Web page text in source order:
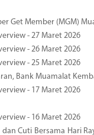
Get Member (MGM)
- 27 Maret 2026
- 26 Maret 2026
- 25 Maret 2026
Bank Muamalat
- 17 Maret 2026
- 16 Maret 2026
dan Cuti Bersama Hari